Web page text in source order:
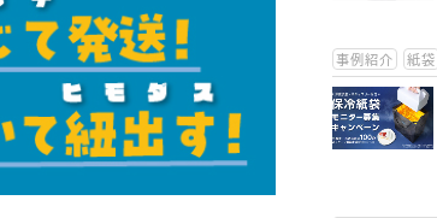
事例紹介 紙袋